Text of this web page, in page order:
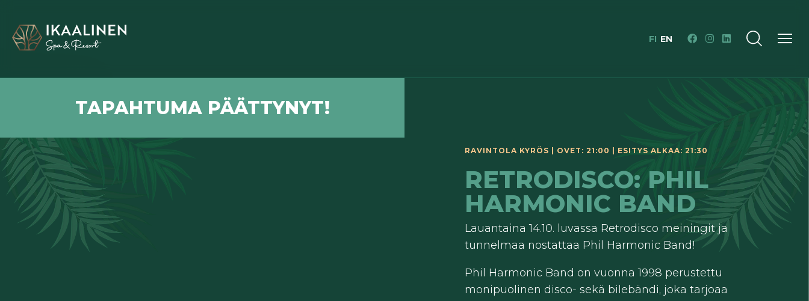
FI EN
TAPAHTUMA PÄÄTTYNYT!
RAVINTOLA KYRÖS | OVET: 21:00 | ESITYS ALKAA: 21:30
RETRODISCO: PHIL
HARMONIC BAND
Lauantaina 14.10. luvassa Retrodisco meiningit ja
tunnelmaa nostattaa Phil Harmonic Band!
Phil Harmonic Band on vuonna 1998 perustettu
monipuolinen disco- sekä bilebändi, joka tarjoaa